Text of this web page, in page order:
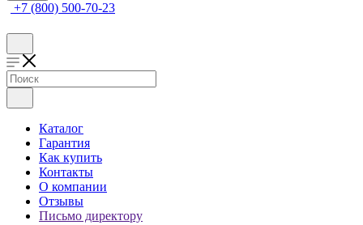
+7 (800) 500-70-23
Каталог
Гарантия
Как купить
Контакты
О компании
Отзывы
Письмо директору